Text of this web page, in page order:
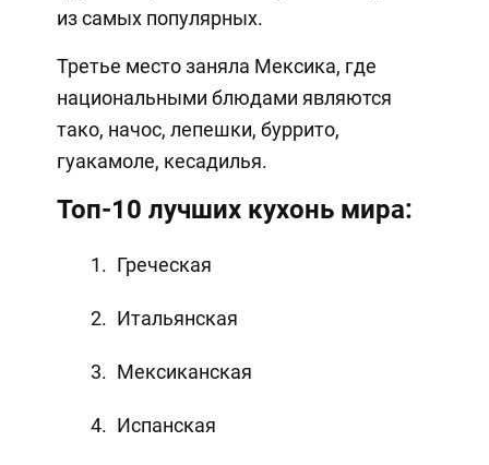
из самых популярных.
Третье место заняла Мексика, где
национальными блюдами являются
тако, начос, лепешки, буррито,
гуакамоле, кесадилья.
Топ-10 лучших кухонь мира:
Греческая
Итальянская
Мексиканская
Испанская